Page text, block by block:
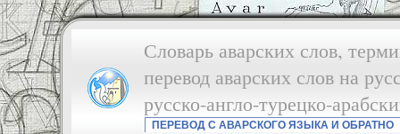
Словарь аварских слов,
перевод аварских слов на
русско-англо-турецко-
ПЕРЕВОД С АВАРСКОГО ЯЗЫКА И ОБРАТНО